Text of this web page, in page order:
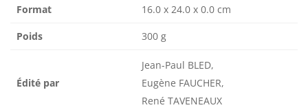
Format 16.0 x 24.0 x 0.0 cm
Poids 300 g
Édité par
Jean-Paul BLED,
Eugène FAUCHER,
René TAVENEAUX